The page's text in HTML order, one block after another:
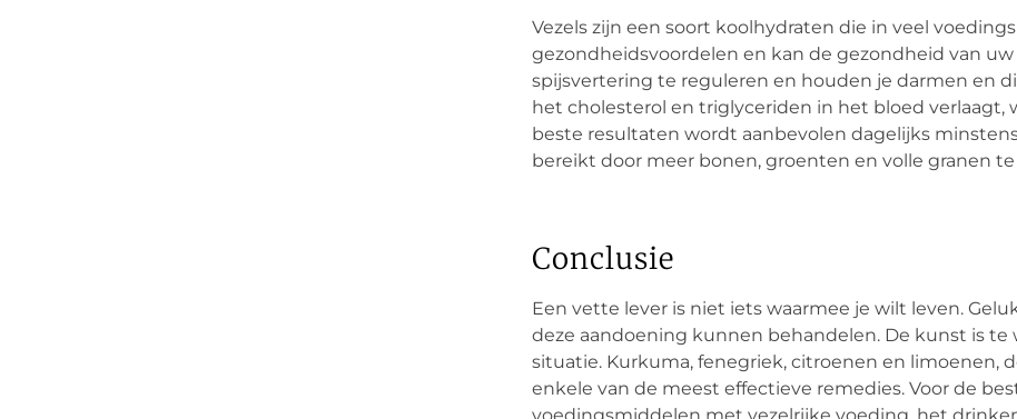
Vezels zijn een soort koolhydraten die in veel
gezondheidsvoordelen en kan de gezondheid van
spijsvertering te reguleren en houden je darmen en
het cholesterol en triglyceriden in het bloed verlaagt,
beste resultaten wordt aanbevolen dagelijks
bereikt door meer bonen, groenten en volle granen
Conclusie
Een vette lever is niet iets waarmee je wilt leven.
deze aandoening kunnen behandelen. De kunst is
situatie. Kurkuma, fenegriek, citroenen en limoenen,
enkele van de meest effectieve remedies. Voor de